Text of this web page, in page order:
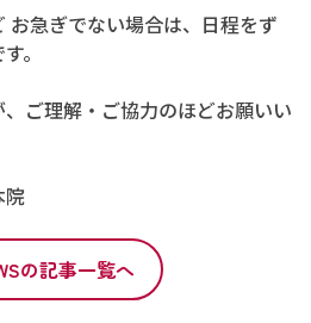
お急ぎでない場合は、日程をず
。
ご理解・ご協力のほどお願いい
の記事一覧へ